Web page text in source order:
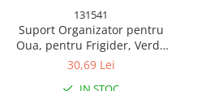
131541
Suport Organizator pentru
Oua, pentru Frigider, Verde
transparent, Capacitate 20
30,69 Lei